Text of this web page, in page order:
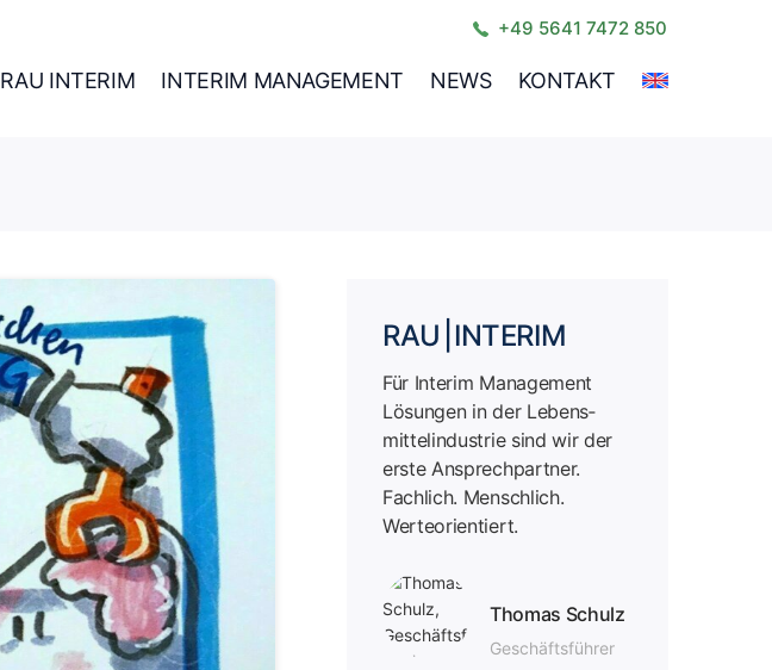
+49 5641 7472 850
RAU INTERIM INTERIM MANAGEMENT NEWS KONTAKT
RAU | INTERIM
Für Interim Management
Lösungen in der Lebens­
mittel­industrie sind wir der
erste Ansprech­partner.
Fachlich. Menschlich.
Werteorientiert.
Thomas Schulz
Geschäfts­führer